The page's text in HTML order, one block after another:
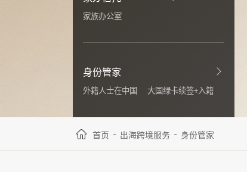
家族办公室
身份管家
外籍人士在中国 大国绿卡续签+入籍
首页 - 出海跨境服务 - 身份管家